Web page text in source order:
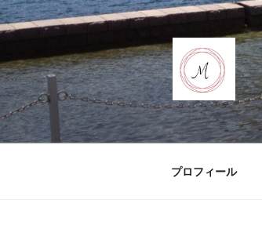
コ
ン
ン
ツ
へ
ス
キ
プロフィール